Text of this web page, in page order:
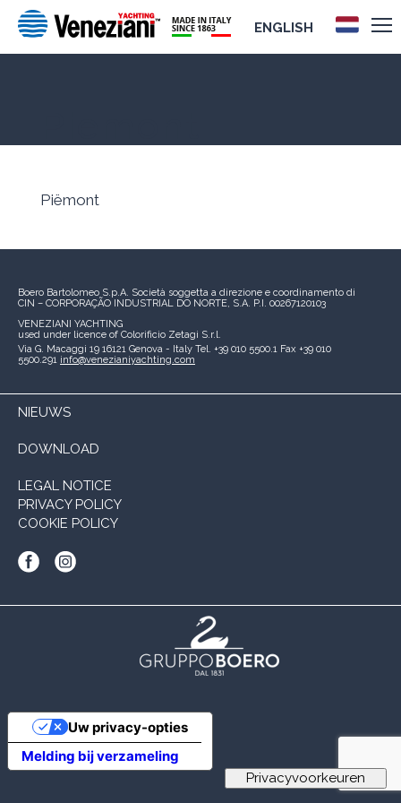
ENGLISH
Piëmont
Boero Bartolomeo S.p.A. Società soggetta a direzione e coordinamento di
CIN – CORPORAÇÃO INDUSTRIAL DO NORTE, S.A. P.I. 00267120103
VENEZIANI YACHTING
used under licence of Colorificio Zetagi S.r.l.
Via G. Macaggi 19 16121 Genova - Italy Tel. +39 010 5500.1 Fax +39 010
5500.291 info@venezianiyachting.com
NIEUWS
DOWNLOAD
LEGAL NOTICE
PRIVACY POLICY
COOKIE POLICY
Melding bij verzameling
Uw privacy-opties